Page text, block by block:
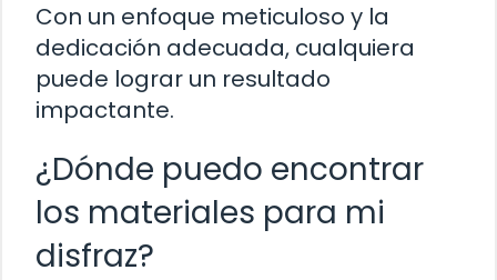
Con un enfoque meticuloso y la
dedicación adecuada, cualquiera
puede lograr un resultado
impactante.
¿Dónde puedo encontrar
los materiales para mi
disfraz?